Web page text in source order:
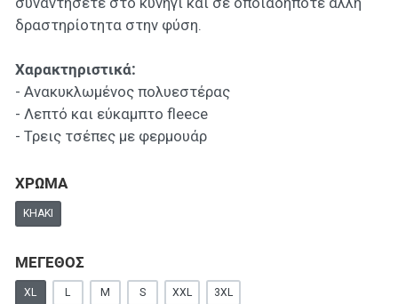
δραστηρίοτητα στην φύση.
Χαρακτηριστικά:
- Ανακυκλωμένος πολυεστέρας
- Λεπτό και εύκαμπτο fleece
- Τρεις τσέπες με φερμουάρ
ΧΡΩΜΑ
KHAKI
ΜΕΓΕΘΟΣ
XL L M S XXL 3XL